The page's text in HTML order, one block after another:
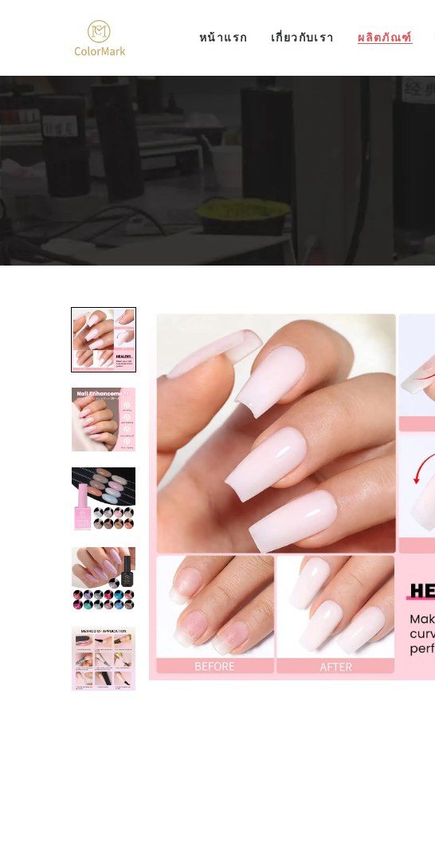
หน้าแรก เกี่ยวกับเรา ผลิตภัณฑ์